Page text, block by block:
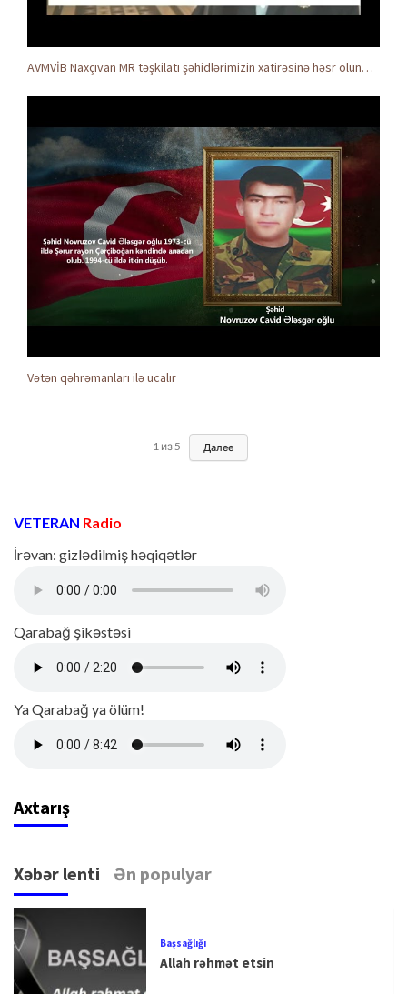
AVMVİB Naxçıvan MR təşkilatı şəhidlərimizin xatirəsinə həsr olunmuş tədbir keçirdi
Vətən qəhrəmanları ilə ucalır
1 из 5 Далее
VETERAN Radio
İrəvan: gizlədilmiş həqiqətlər
Qarabağ şikəstəsi
Ya Qarabağ ya ölüm!
Axtarış
Xəbər lenti Ən populyar
Başsağlığı
Allah rəhmət etsin